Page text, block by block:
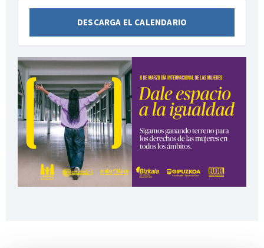
DESCARGA EL CALENDARIO